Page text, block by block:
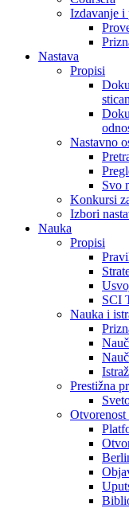
Izdavanje i
Nastava
Propisi
Nastavno
Svo
Konkursi
Izbori
Nauka
Propisi
SCI
Nauka i
Prestižna
Otvorenost